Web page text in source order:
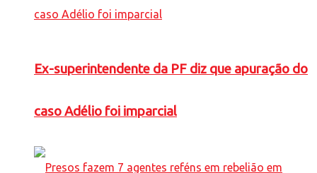
Ex-superintendente da PF diz que apuração do
caso Adélio foi imparcial